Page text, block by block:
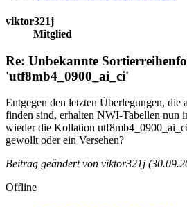
viktor321j
Mitglied
Re: Unbekannte
'utf8mb4_0900_ai_ci'
Entgegen den letzten Überlegungen, die
finden sind, erhalten NWI-Tabellen nun
wieder die Kollation
gewollt oder ein Versehen?
Beitrag geändert von viktor321j
Offline